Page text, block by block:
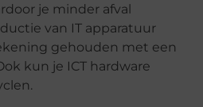
je minder afval
van IT apparatuur
gehouden met een
kun je ICT hardware